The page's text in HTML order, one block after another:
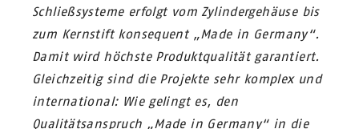
Schließsysteme erfolgt vom Zylindergehäuse bis
zum Kernstift konsequent „Made in Germany“.
Damit wird höchste Produktqualität garantiert.
Gleichzeitig sind die Projekte sehr komplex und
international: Wie gelingt es, den
Qualitätsanspruch „Made in Germany“ in die